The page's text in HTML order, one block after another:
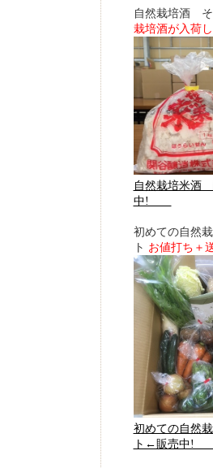
自然栽培酒
栽培酒が入荷し
自然栽培米酒
中!
初めての自然
ト お値打ち＋
初めての自然
ト←販売中!